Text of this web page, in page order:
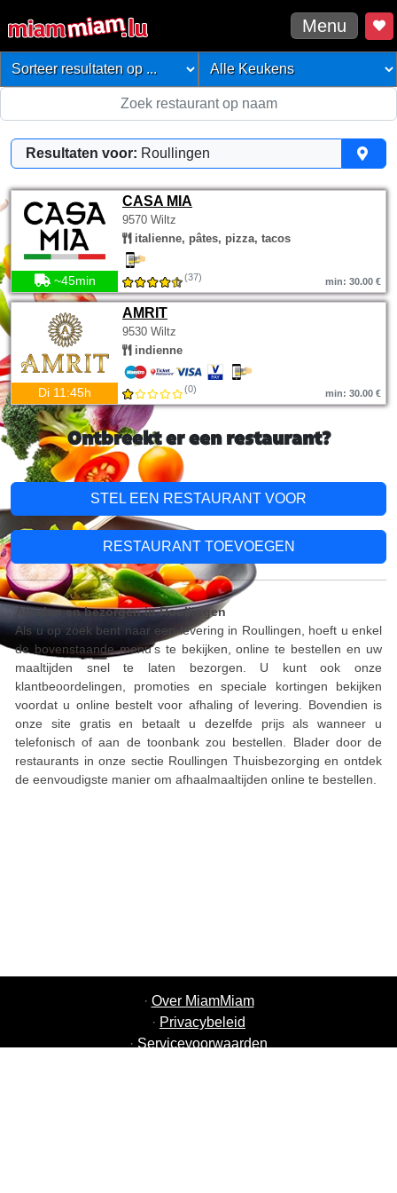
Menu
Resultaten voor: Roullingen
CASA MIA
9570 Wiltz
italienne, pâtes, pizza, tacos
~45min (37) min: 30.00 €
AMRIT
9530 Wiltz
indienne
Di 11:45h (0) min: 30.00 €
Ontbreekt er een restaurant?
STEL EEN RESTAURANT VOOR
RESTAURANT TOEVOEGEN
Afhalen en bezorgen in Roullingen
Als u op zoek bent naar een levering in Roullingen, hoeft u enkel
de bovenstaande menu’s te bekijken, online te bestellen en uw
maaltijden snel te laten bezorgen. U kunt ook onze
klantbeoordelingen, promoties en speciale kortingen bekijken
voordat u online bestelt voor afhaling of levering. Bovendien is
onze site gratis en betaalt u dezelfde prijs als wanneer u
telefonisch of aan de toonbank zou bestellen. Blader door de
restaurants in onze sectie Roullingen Thuisbezorging en ontdek
de eenvoudigste manier om afhaalmaaltijden online te bestellen.
· Over MiamMiam
· Privacybeleid
· Servicevoorwaarden